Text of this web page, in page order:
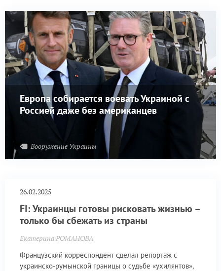
Европа собирается воевать Украиной с
Россией даже без американцев
Вооружение Украины
26.02.2025
FI: Украинцы готовы рисковать жизнью –
только бы сбежать из страны
Екатерина РОМАНОВА
Французский корреспондент сделал репортаж с
украинско-румынской границы о судьбе «ухилянтов»,